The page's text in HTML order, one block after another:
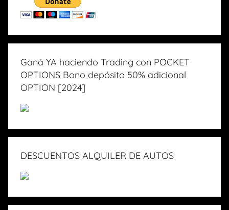
Ganá YA haciendo Trading con POCKET
OPTIONS Bono depósito 50% adicional
OPTION [2024]
DESCUENTOS ALQUILER DE AUTOS